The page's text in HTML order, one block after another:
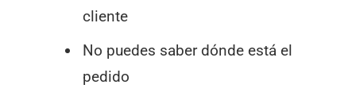
cliente
No puedes saber dónde está el
pedido